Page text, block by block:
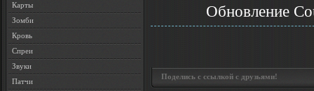
Карты
Зомби
Кровь
Спреи
Звуки
Патчи
Oбновление
Поделись с ссылкой с друзьями!